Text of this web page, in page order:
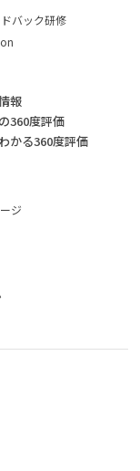
バック研修
報
360度評価
かる360度評価
ジ